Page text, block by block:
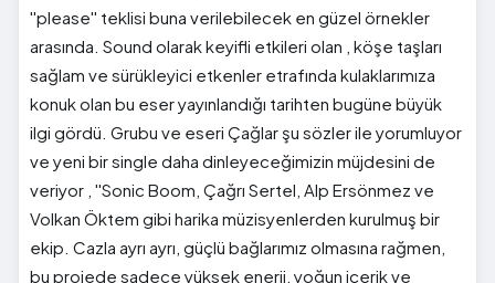
''please'' teklisi buna verilebilecek en güzel örnekler
arasında. Sound olarak keyifli etkileri olan , köşe taşları
sağlam ve sürükleyici etkenler etrafında kulaklarımıza
konuk olan bu eser yayınlandığı tarihten bugüne büyük
ilgi gördü. Grubu ve eseri Çağlar şu sözler ile yorumluyor
ve yeni bir single daha dinleyeceğimizin müjdesini de
veriyor , ''Sonic Boom, Çağrı Sertel, Alp Ersönmez ve
Volkan Öktem gibi harika müzisyenlerden kurulmuş bir
ekip. Cazla ayrı ayrı, güçlü bağlarımız olmasına rağmen,
bu projede sadece yüksek enerji, yoğun içerik ve